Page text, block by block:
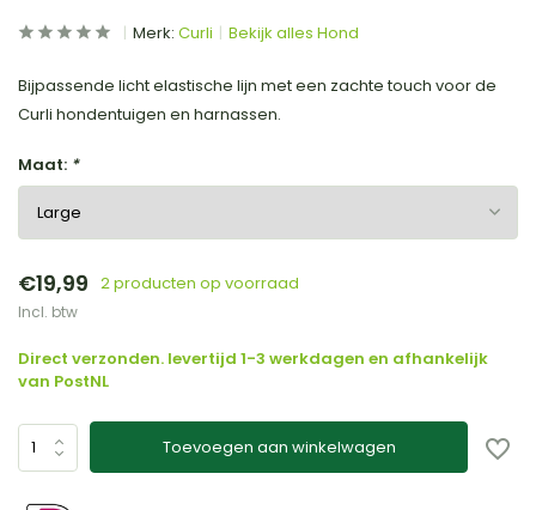
Merk: Curli Bekijk alles Hond
Bijpassende licht elastische lijn met een zachte touch voor de
Curli hondentuigen en harnassen.
Maat: *
€19,99 2 producten op voorraad
Incl. btw
Direct verzonden. levertijd 1-3 werkdagen en afhankelijk
van PostNL
Toevoegen aan winkelwagen